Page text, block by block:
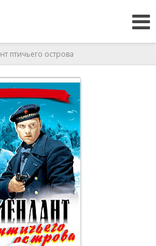
птичьего острова